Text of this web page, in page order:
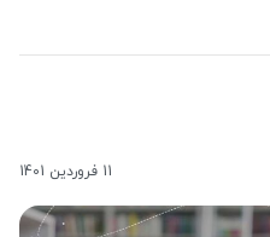
11 فروردین 1401